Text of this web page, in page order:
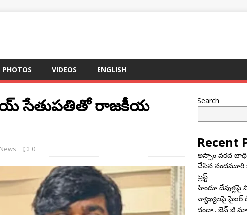
PHOTOS VIDEOS ENGLISH
సేతుపతితో రాజకీయ
News 0
Search
Recent
అస్సాం వరద
చేసిన నందమూరి
ట్రస్ట్
హిందూ
వ్యాఖ్యలపై సైబర్
దందా.. జెన్ జీ